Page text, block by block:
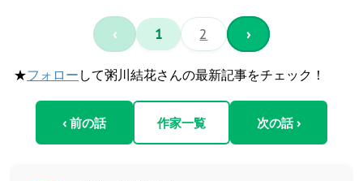
‹ 1 2 ›
★フォロー して粥川結花さんの最新記事をチェック！
‹ 前の話 作家一覧 次の話 ›